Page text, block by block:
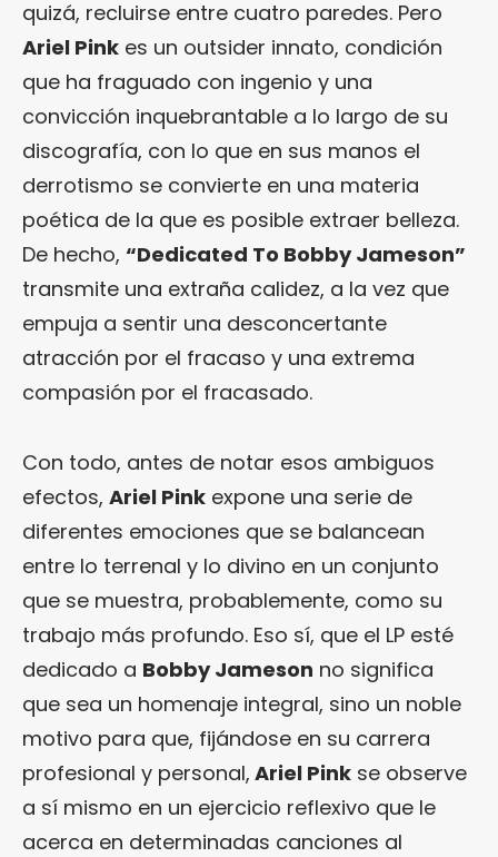
quizá, recluirse entre cuatro paredes. Pero
Ariel Pink es un outsider innato, condición
que ha fraguado con ingenio y una
convicción inquebrantable a lo largo de su
discografía, con lo que en sus manos el
derrotismo se convierte en una materia
poética de la que es posible extraer belleza.
De hecho, “Dedicated To Bobby Jameson”
transmite una extraña calidez, a la vez que
empuja a sentir una desconcertante
atracción por el fracaso y una extrema
compasión por el fracasado.
Con todo, antes de notar esos ambiguos
efectos, Ariel Pink expone una serie de
diferentes emociones que se balancean
entre lo terrenal y lo divino en un conjunto
que se muestra, probablemente, como su
trabajo más profundo. Eso sí, que el LP esté
dedicado a Bobby Jameson no significa
que sea un homenaje integral, sino un noble
motivo para que, fijándose en su carrera
profesional y personal, Ariel Pink se observe
a sí mismo en un ejercicio reflexivo que le
acerca en determinadas canciones al